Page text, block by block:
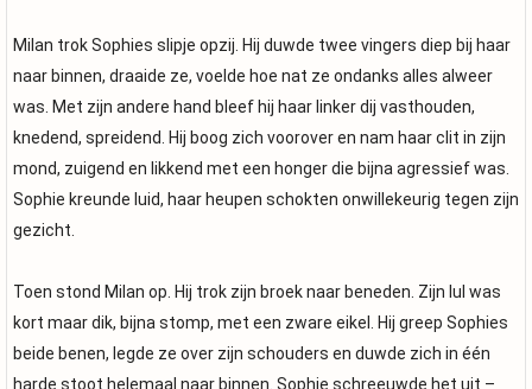
Milan trok Sophies slipje opzij. Hij duwde twee vingers diep bij haar
naar binnen, draaide ze, voelde hoe nat ze ondanks alles alweer
was. Met zijn andere hand bleef hij haar linker dij vasthouden,
knedend, spreidend. Hij boog zich voorover en nam haar clit in zijn
mond, zuigend en likkend met een honger die bijna agressief was.
Sophie kreunde luid, haar heupen schokten onwillekeurig tegen zijn
gezicht.
Toen stond Milan op. Hij trok zijn broek naar beneden. Zijn lul was
kort maar dik, bijna stomp, met een zware eikel. Hij greep Sophies
beide benen, legde ze over zijn schouders en duwde zich in één
harde stoot helemaal naar binnen. Sophie schreeuwde het uit –